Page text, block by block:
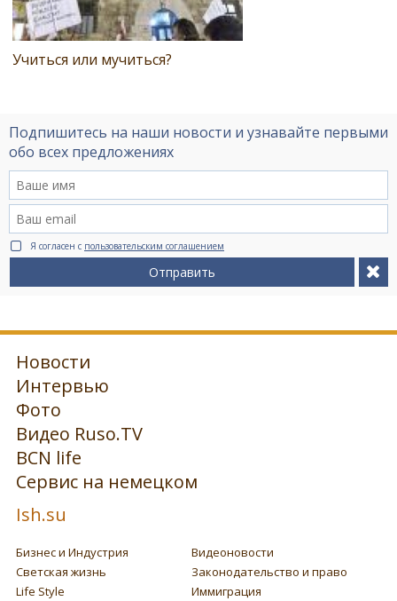
Учиться или мучиться?
Подпишитесь на наши новости и узнавайте первыми
обо всех предложениях
Я согласен с пользовательским соглашением
Отправить
Новости
Интервью
Фото
Видео Ruso.TV
BCN life
Сервис на немецком
Ish.su
Бизнес и Индустрия
Видеоновости
Светская жизнь
Законодательство и право
Life Style
Иммиграция